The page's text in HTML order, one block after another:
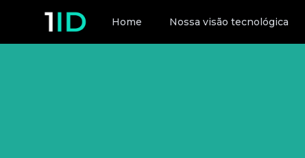
Home Nossa visão tecnológica